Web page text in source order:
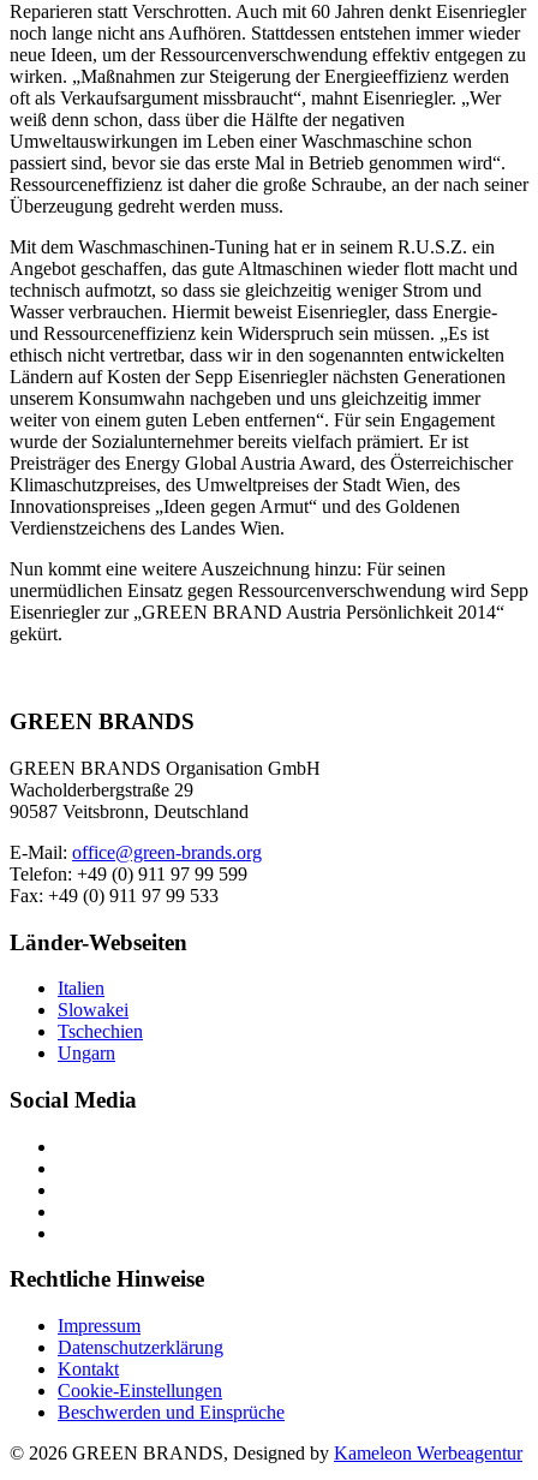
Reparieren statt Verschrotten. Auch mit 60 Jahren denkt Eisenriegler
noch lange nicht ans Aufhören. Stattdessen entstehen immer wieder
neue Ideen, um der Ressourcenverschwendung effektiv entgegen zu
wirken. „Maßnahmen zur Steigerung der Energieeffizienz werden
oft als Verkaufsargument missbraucht“, mahnt Eisenriegler. „Wer
weiß denn schon, dass über die Hälfte der negativen
Umweltauswirkungen im Leben einer Waschmaschine schon
passiert sind, bevor sie das erste Mal in Betrieb genommen wird“.
Ressourceneffizienz ist daher die große Schraube, an der nach seiner
Überzeugung gedreht werden muss.
Mit dem Waschmaschinen-Tuning hat er in seinem R.U.S.Z. ein
Angebot geschaffen, das gute Altmaschinen wieder flott macht und
technisch aufmotzt, so dass sie gleichzeitig weniger Strom und
Wasser verbrauchen. Hiermit beweist Eisenriegler, dass Energie-
und Ressourceneffizienz kein Widerspruch sein müssen. „Es ist
ethisch nicht vertretbar, dass wir in den sogenannten entwickelten
Ländern auf Kosten der Sepp Eisenriegler nächsten Generationen
unserem Konsumwahn nachgeben und uns gleichzeitig immer
weiter von einem guten Leben entfernen“. Für sein Engagement
wurde der Sozialunternehmer bereits vielfach prämiert. Er ist
Preisträger des Energy Global Austria Award, des Österreichischer
Klimaschutzpreises, des Umweltpreises der Stadt Wien, des
Innovationspreises „Ideen gegen Armut“ und des Goldenen
Verdienstzeichens des Landes Wien.
Nun kommt eine weitere Auszeichnung hinzu: Für seinen
unermüdlichen Einsatz gegen Ressourcenverschwendung wird Sepp
Eisenriegler zur „GREEN BRAND Austria Persönlichkeit 2014“
gekürt.
GREEN BRANDS
GREEN BRANDS Organisation GmbH
Wacholderbergstraße 29
90587 Veitsbronn, Deutschland
E-Mail: office@green-brands.org
Telefon: +49 (0) 911 97 99 599
Fax: +49 (0) 911 97 99 533
Länder-Webseiten
Italien
Slowakei
Tschechien
Ungarn
Social Media
Rechtliche Hinweise
Impressum
Datenschutzerklärung
Kontakt
Cookie-Einstellungen
Beschwerden und Einsprüche
© 2026 GREEN BRANDS, Designed by Kameleon Werbeagentur